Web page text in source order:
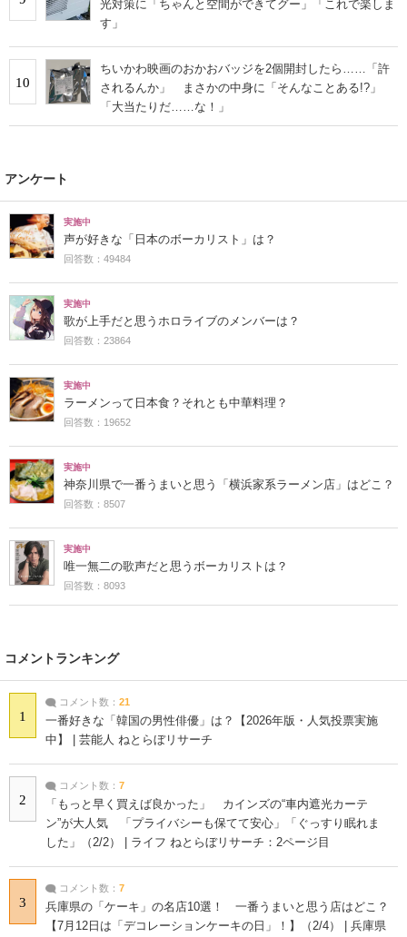
光対策に「ちゃんと空間ができてグー」「これで楽しま
す」
10
ちいかわ映画のおかおバッジを2個開封したら……「許
されるんか」 まさかの中身に「そんなことある!?」
「大当たりだ……な！」
アンケート
実施中
声が好きな「日本のボーカリスト」は？
回答数：49484
実施中
歌が上手だと思うホロライブのメンバーは？
回答数：23864
実施中
ラーメンって日本食？それとも中華料理？
回答数：19652
実施中
神奈川県で一番うまいと思う「横浜家系ラーメン店」はどこ？
回答数：8507
実施中
唯一無二の歌声だと思うボーカリストは？
回答数：8093
コメントランキング
1
コメント数： 21
一番好きな「韓国の男性俳優」は？【2026年版・人気投票実施
中】 | 芸能人 ねとらぼリサーチ
2
コメント数： 7
「もっと早く買えば良かった」 カインズの“車内遮光カーテ
ン”が大人気 「プライバシーも保てて安心」「ぐっすり眠れま
した」（2/2） | ライフ ねとらぼリサーチ：2ページ目
3
コメント数： 7
兵庫県の「ケーキ」の名店10選！ 一番うまいと思う店はどこ？
【7月12日は「デコレーションケーキの日」！】（2/4） | 兵庫県